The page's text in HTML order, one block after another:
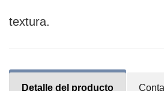
textura.
Detalle del producto